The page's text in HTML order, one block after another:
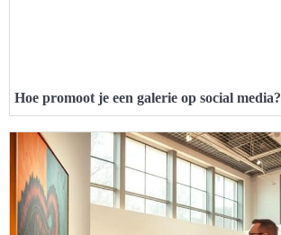
Hoe promoot je een galerie op social media?